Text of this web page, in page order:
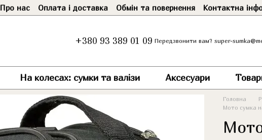
Про нас Оплата і доставка Обмін та повернення Контактна
+380 93 389 01 09 Передзвонити вам? super-
На колесах: сумки та валізи Аксесуари
Головна
Мото сумка